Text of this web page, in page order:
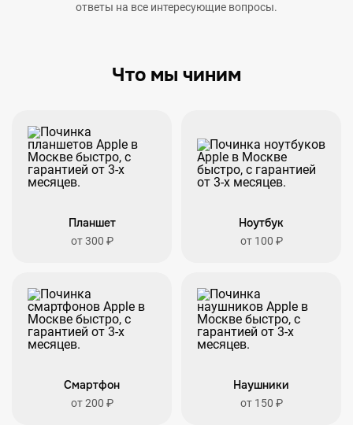
ответы на все интересующие вопросы.
Что мы чиним
Планшет
от 300 ₽
Ноутбук
от 100 ₽
Смартфон
от 200 ₽
Наушники
от 150 ₽